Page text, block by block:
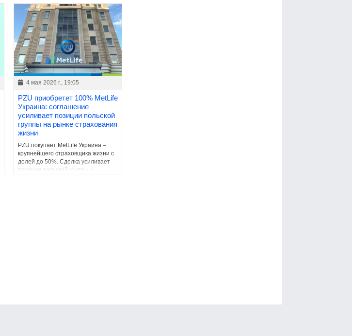
4 мая 2026 г., 19:05
PZU приобретет 100% MetLife
Украина: соглашение
усиливает позиции польской
группы на рынке страхования
жизни
PZU покупает MetLife Украина –
крупнейшего страховщика жизни с
долей до 50%. Сделка усиливает
позиции польской группы и